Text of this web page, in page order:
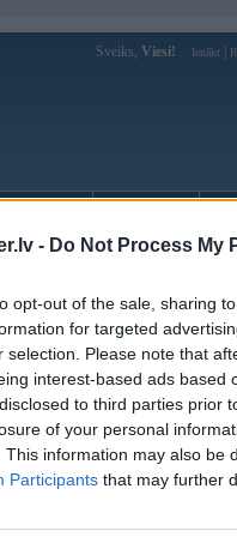
- Do Not Process My
opt-out of the sale, sharing
for targeted
selection. Please note that
interest-based ads based
to third parties prior
of your personal
This information may also be
Participants that may further
Sveiks, Viesi! Ienākt
BMW 5. sērija, kas pagaidām ir
žurnālistu objektīvos izmēģinājuma
uzņēmumos automobilis “pieķerts”